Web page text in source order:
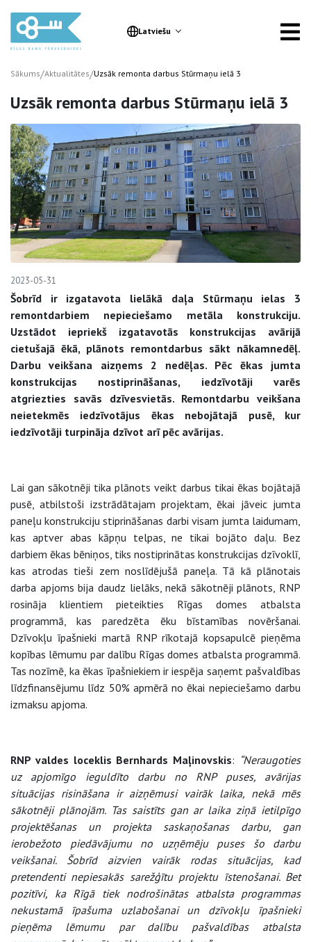
Latviešu
Sākums/Aktualitātes/Uzsāk remonta darbus Stūrmaņu ielā 3
Uzsāk remonta darbus Stūrmaņu ielā 3
2023-05-31
Šobrīd ir izgatavota lielākā daļa Stūrmaņu ielas 3
remontdarbiem nepieciešamo metāla konstrukciju.
Uzstādot iepriekš izgatavotās konstrukcijas avārijā
cietušajā ēkā, plānots remontdarbus sākt nākamnedēļ.
Darbu veikšana aizņems 2 nedēļas. Pēc ēkas jumta
konstrukcijas nostiprināšanas, iedzīvotāji varēs
atgriezties savās dzīvesvietās. Remontdarbu veikšana
neietekmēs iedzīvotājus ēkas nebojātajā pusē, kur
iedzīvotāji turpināja dzīvot arī pēc avārijas.
Lai gan sākotnēji tika plānots veikt darbus tikai ēkas bojātajā
pusē, atbilstoši izstrādātajam projektam, ēkai jāveic jumta
paneļu konstrukciju stiprināšanas darbi visam jumta laidumam,
kas aptver abas kāpņu telpas, ne tikai bojāto daļu. Bez
darbiem ēkas bēniņos, tiks nostiprinātas konstrukcijas dzīvoklī,
kas atrodas tieši zem noslīdējušā paneļa. Tā kā plānotais
darba apjoms bija daudz lielāks, nekā sākotnēji plānots, RNP
rosināja klientiem pieteikties Rīgas domes atbalsta
programmā, kas paredzēta ēku bīstamības novēršanai.
Dzīvokļu īpašnieki martā RNP rīkotajā kopsapulcē pieņēma
kopības lēmumu par dalību Rīgas domes atbalsta programmā.
Tas nozīmē, ka ēkas īpašniekiem ir iespēja saņemt pašvaldības
līdzfinansējumu līdz 50% apmērā no ēkai nepieciešamo darbu
izmaksu apjoma.
RNP valdes loceklis Bernhards Maļinovskis: “Neraugoties
uz apjomīgo ieguldīto darbu no RNP puses, avārijas
situācijas risināšana ir aizņēmusi vairāk laika, nekā mēs
sākotnēji plānojām. Tas saistīts gan ar laika ziņā ietilpīgo
projektēšanas un projekta saskaņošanas darbu, gan
ierobežoto piedāvājumu no uzņēmēju puses šo darbu
veikšanai. Šobrīd aizvien vairāk rodas situācijas, kad
pretendenti nepiesakās sarežģītu projektu īstenošanai. Bet
pozitīvi, ka Rīgā tiek nodrošinātas atbalsta programmas
nekustamā īpašuma uzlabošanai un dzīvokļu īpašnieki
pieņēma lēmumu par dalību pašvaldības atbalsta